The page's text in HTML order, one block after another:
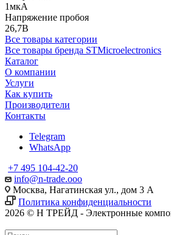
1мкА
Напряжение пробоя
26,7В
Все товары категории
Все товары бренда STMicroelectronics
Каталог
О компании
Услуги
Как купить
Производители
Контакты
Telegram
WhatsApp
+7 495 104-42-20
info@n-trade.ooo
Москва, Нагатинская ул., дом 3 А
Политика конфиденциальности
2026 © Н ТРЕЙД - Электронные